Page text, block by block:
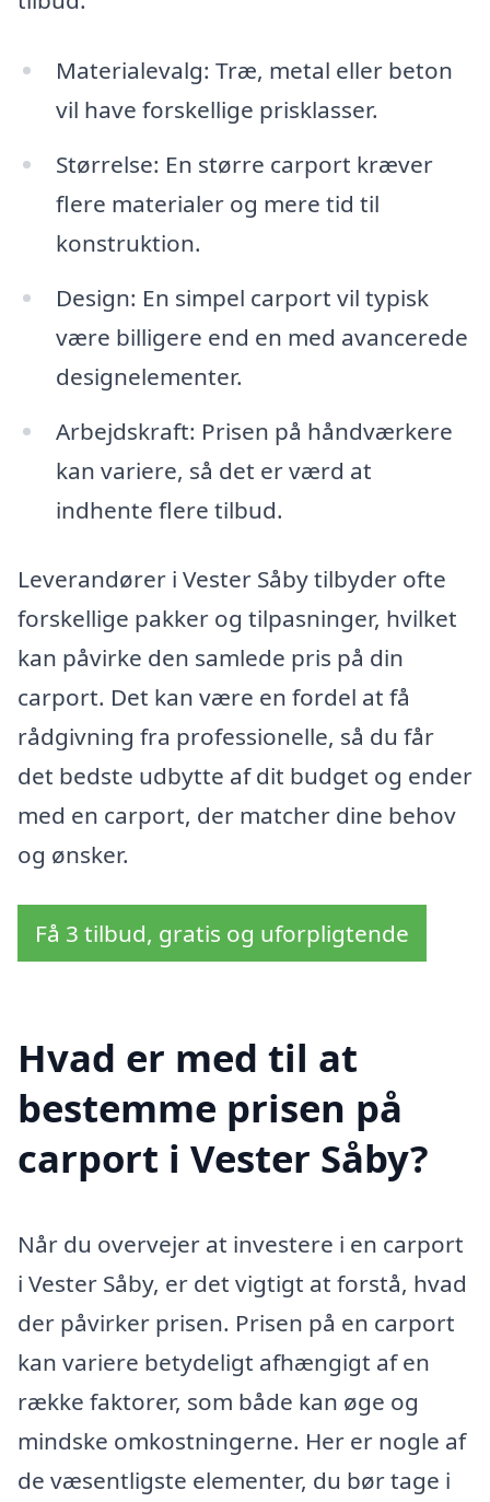
Materialevalg: Træ, metal eller beton
vil have forskellige prisklasser.
Størrelse: En større carport kræver
flere materialer og mere tid til
konstruktion.
Design: En simpel carport vil typisk
være billigere end en med avancerede
designelementer.
Arbejdskraft: Prisen på håndværkere
kan variere, så det er værd at
indhente flere tilbud.
Leverandører i Vester Såby tilbyder ofte
forskellige pakker og tilpasninger, hvilket
kan påvirke den samlede pris på din
carport. Det kan være en fordel at få
rådgivning fra professionelle, så du får
det bedste udbytte af dit budget og ender
med en carport, der matcher dine behov
og ønsker.
Få 3 tilbud, gratis og uforpligtende
Hvad er med til at
bestemme prisen på
carport i Vester Såby?
Når du overvejer at investere i en carport
i Vester Såby, er det vigtigt at forstå, hvad
der påvirker prisen. Prisen på en carport
kan variere betydeligt afhængigt af en
række faktorer, som både kan øge og
mindske omkostningerne. Her er nogle af
de væsentligste elementer, du bør tage i